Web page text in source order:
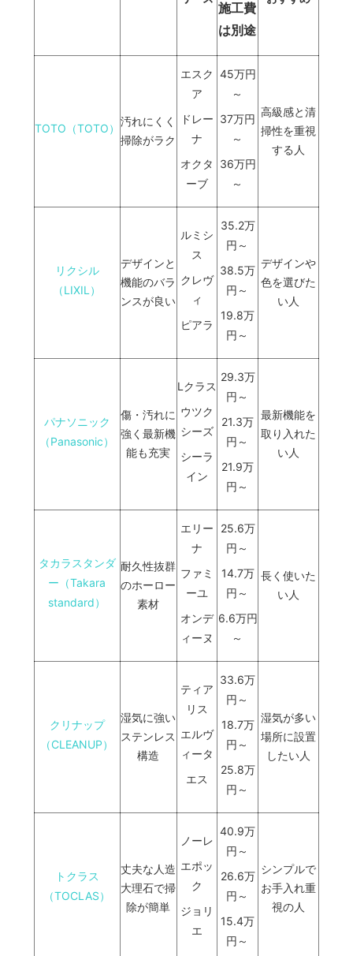
施工費
は別途
TOTO （TOTO）
汚れにくく
掃除がラク
エスク
ア
ドレー
ナ
オクタ
ーブ
45万円
～
37万円
～
36万円
～
高級感と清
掃性を重視
する人
リクシル
（LIXIL）
デザインと
機能のバラ
ンスが良い
ルミシ
ス
クレヴ
ィ
ピアラ
35.2万
円～
38.5万
円～
19.8万
円～
デザインや
色を選びた
い人
パナソニック
（Panasonic）
傷・汚れに
強く最新機
能も充実
Lクラス
ウツク
シーズ
シーラ
イン
29.3万
円～
21.3万
円～
21.9万
円～
最新機能を
取り入れた
い人
タカラスタンダ
ー（Takara
standard）
耐久性抜群
のホーロー
素材
エリー
ナ
ファミ
ーユ
オンデ
ィーヌ
25.6万
円～
14.7万
円～
6.6万円
～
長く使いた
い人
クリナップ
（CLEANUP）
湿気に強い
ステンレス
構造
ティア
リス
エルヴ
ィータ
エス
33.6万
円～
18.7万
円～
25.8万
円～
湿気が多い
場所に設置
したい人
トクラス
（TOCLAS）
丈夫な人造
大理石で掃
除が簡単
ノーレ
エポッ
ク
ジョリ
エ
40.9万
円～
26.6万
円～
15.4万
円～
シンプルで
お手入れ重
視の人